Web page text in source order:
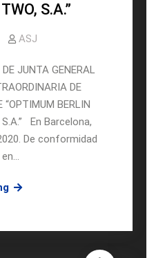
S.A.”
ASJ
JUNTA GENERAL
DE
“OPTIMUM BERLIN
S.A.” En Barcelona,
De conformidad
CONVOCATORIA